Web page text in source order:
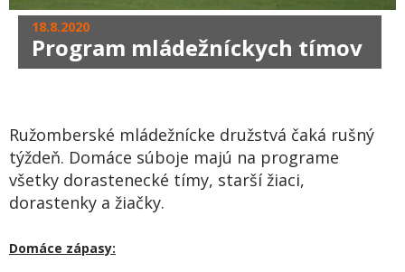
18.8.2020
Program mládežníckych tímov
Ružomberské mládežnícke družstvá čaká rušný
týždeň. Domáce súboje majú na programe
všetky dorastenecké tímy, starší žiaci,
dorastenky a žiačky.
Domáce zápasy: